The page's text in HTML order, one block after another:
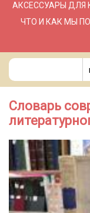
АКСЕССУАРЫ ДЛЯ
ЧТО И КАК МЫ
Словарь